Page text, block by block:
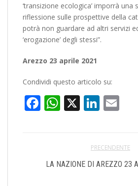
‘transizione ecologica’ imporrà una
riflessione sulle prospettive della
potrà non guardare ad altri servizi
‘erogazione’ degli stessi”.
Arezzo 23 aprile 2021
Condividi questo articolo su:
Facebook
WhatsApp
X
PRECENDENTE
LA NAZIONE DI AREZZO 23